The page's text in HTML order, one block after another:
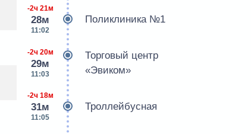
-2ч 21м
28м
11:02
Поликлиника №1
-2ч 20м
29м
11:03
Торговый центр
«Эвиком»
-2ч 18м
31м
11:05
Троллейбусная